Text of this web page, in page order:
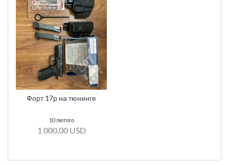
Форт 17р на тюнинге
10 лютого
1 000,00 USD